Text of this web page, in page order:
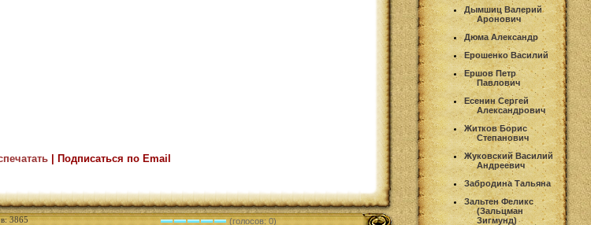
| Подписаться по Email
3865 (голосов: 0)
Дымшиц Валерий
Аронович
Дюма Александр
Ерошенко Василий
Ершов Петр
Павлович
Есенин Сергей
Александрович
Житков Борис
Степанович
Жуковский Василий
Андреевич
Забродина Тальяна
Зальтен Феликс
(Зальцман
Зигмунд)